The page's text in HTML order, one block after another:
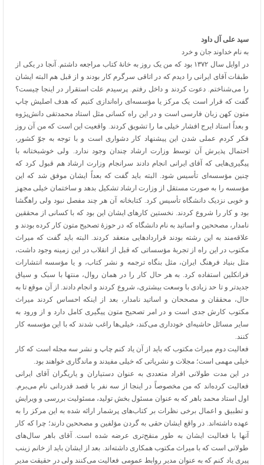
سید علی آل داود
به نام خداوند جان و خرد
در اوایل سال ۱۳۷۲ بود که من یک روز به خانۀ کتاب مراجعه داشتم. آنجا در یکی از
طبقات آقای ایرانی را دیدم که در اتاقی سرگرم کار بودند و از قبل هم البته ایشان
را می‌شناختم. دعوت کردند و داخل رفتم. پرسیدم علت استقرار در اینجا چیست؟
گفت که قرار است یک مرکز یا مؤسسه‌ای راه‌اندازی کنیم که هدف اصلیش چاپ
متون کهن زبان فارسی است و در این راه کسانی مثل استاد محمدتقی دانش‌پژوه
و بعداً استاد ایرج افشار خیلی ما را تشویق کردند. واقعیت این است که من آن روز
فکر کردم عملی شدن این پیشنهاد کار دشواری است و با توجه به جوّ کشور،
احتمال پذیرش آن توسط وزارت ارشاد چندان وجود ندارد. ولی خوشبختانه با
پیگیری‌هایی که آقای ایرانی انجام دادند سرانجام وزارت ارشاد هم قبول کرد که
چنین مؤسسه‌ای تأسیس شود. البته باید گفت که بعداً ایشان موفق شد که این
مؤسسه را به صورت مستقل از وزارت ارشاد تشکیل بدهد و ساختمان خیلی مجهز
و خوبی نزدیک دانشگاه تأسیس کرد. کتابخانه آن هر چند مفصل نبود ولی راهگشا
بود و کار را شروع کردند. نخستین کارهای ایشان این بود که با کسانی از محققین
نامدار، مصححین و اساتید به نام دانشگاه که در حوزۀ تصحیح متون کار کرده بودند و
علاقه‌مند به این رشته بودند قراردادهایی منعقد کردند. البته باید گفت که میراث
مکتوب در این راه از تجربۀ مؤسساتی که قبل از انقلاب در این زمینه وجود داشت،
مثل بنیاد فرهنگ ایران، مثل بنگاه ترجمه و نشر کتاب، و یا مؤسسه انتشارات
فرانکلین استفاده کرد. به هر حال کار را در همان روال، منتها با سبک و سیاق
جدیدتر و تا حد زیادی با وسعت بیشتری، شروع کردند و انجام دادند. از آن موقع تا به
حال، محققان و مصححان و اساتید نامدار، بعد از اینکه احساس کردند میراث
مکتوب کارش جدی است و در امر تصحیح متون پیگیری کامل دارد و از ورود به
سایر مسائل حاشیه‌ای خودداری می‌کند، خیلی‌ها راغب شدند که با این مؤسسه کار
کنند.
فعالیت دوم میراث مکتوب که باید از آن یاد کنم چاپ و نشر سه مجله است که کار
خیلی مهمی است؛ مجلات و نشریاتی که خیلی مفیدند و ماندگاری خواهند بود.
در این مدت طولانی افراد متعددی به عنوان دستیاران و یاریگران آقای ایرانی
فعالیت کرده‌اند که من مخصوصاً در اینجا از سه نفر با قصد قدردانی نام می‌برم.
اول استاد محمد باهر که به عنوان مسئول بخش تولید، مسئولیت بررسی و ویرایش
و تطبیق و اعمال برخی نظرات بر کتاب‌های پرشمار ارائه شده به این مرکز را به
عهده داشته‌اند. در واقع ایشان حقی به گردن مؤلفین و مصححین دارند؛ چرا که کار
آنها با فعالیت ایشان به طور منقح‌تری عرضه شده است. آقای باهر سال‌های
طولانی است که با میراث مکتوب همکاری داشته‌اند. بعد از ایشان باید از خانم زینب
پیری یاد کنم که به عنوان مدیر روابط عمومی فعالیت می‌کنند ولی در حقیقت مدیر